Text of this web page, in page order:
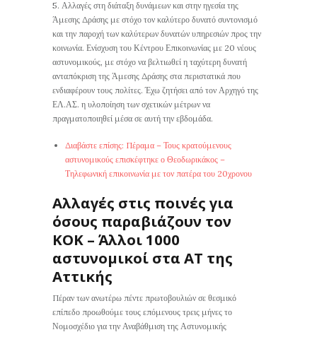
5. Αλλαγές στη διάταξη δυνάμεων και στην ηγεσία της
Άμεσης Δράσης με στόχο τον καλύτερο δυνατό συντονισμό
και την παροχή των καλύτερων δυνατών υπηρεσιών προς την
κοινωνία. Ενίσχυση του Κέντρου Επικοινωνίας με 20 νέους
αστυνομικούς, με στόχο να βελτιωθεί η ταχύτερη δυνατή
ανταπόκριση της Άμεσης Δράσης στα περιστατικά που
ενδιαφέρουν τους πολίτες. Έχω ζητήσει από τον Αρχηγό της
ΕΛ.ΑΣ. η υλοποίηση των σχετικών μέτρων να
πραγματοποιηθεί μέσα σε αυτή την εβδομάδα.
Διαβάστε επίσης: Πέραμα – Τους κρατούμενους
αστυνομικούς επισκέφτηκε ο Θεοδωρικάκος –
Τηλεφωνική επικοινωνία με τον πατέρα του 20χρονου
Αλλαγές στις ποινές για
όσους παραβιάζουν τον
ΚΟΚ – Άλλοι 1000
αστυνομικοί στα ΑΤ της
Αττικής
Πέραν των ανωτέρω πέντε πρωτοβουλιών σε θεσμικό
επίπεδο προωθούμε τους επόμενους τρεις μήνες το
Νομοσχέδιο για την Αναβάθμιση της Αστυνομικής